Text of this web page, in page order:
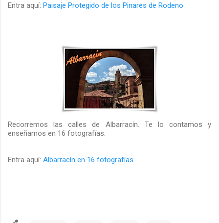
Entra aquí: Paisaje Protegido de los Pinares de Rodeno
Recorremos las calles de Albarracín. Te lo contamos y
enseñamos en 16 fotografías.
Entra aquí: Albarracín en 16 fotografías